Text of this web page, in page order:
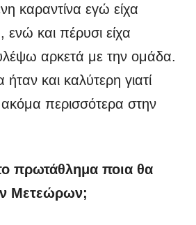
καραντίνα εγώ είχα
ενώ και πέρυσι είχα
αρκετά με την ομάδα.
και καλύτερη γιατί
περισσότερα στην
πρωτάθλημα ποια θα
Μετεώρων;